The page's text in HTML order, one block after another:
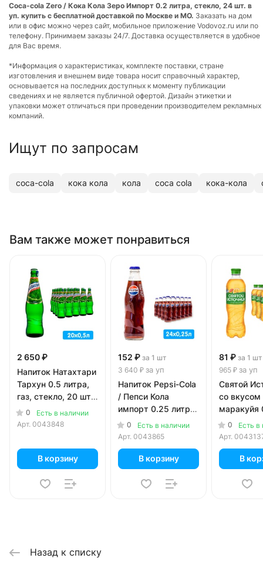
Coca-cola Zero / Кока Кола Зеро Импорт 0.2 литра, стекло, 24 шт. в
уп. купить с бесплатной доставкой по Москве и МО. Заказать на дом
или в офис можно через сайт, мобильное приложение Vodovoz.ru или по
телефону. Принимаем заказы 24/7. Доставка осуществляется в удобное
для Вас время.
*Информация о характеристиках, комплекте поставки, стране
изготовления и внешнем виде товара носит справочный характер,
основывается на последних доступных к моменту публикации
сведениях и не является публичной офертой. Дизайн этикетки и
упаковки может отличаться при проведении производителем рекламных
компаний.
Ищут по запросам
coca-cola кока кола кола coca cola кока-кола
Вам также может понравиться
2 650 ₽
Напиток Натахтари
Тархун 0.5 литра,
газ, стекло, 20 шт.
в уп.
0
Есть в наличии
Арт. 0043848
В корзину
152 ₽ за 1 шт
3 640 ₽ за уп
Напиток Pepsi-Cola
/ Пепси Кола
импорт 0.25 литра,
стекло, 24 шт. в уп.
0
Есть в наличии
Арт. 0043865
В корзину
81 ₽ за 1 шт
965 ₽ за уп
Святой
со вкусом
маракуйя
литра,
шт. в уп.
0
Есть в
Арт.
В
Назад к списку